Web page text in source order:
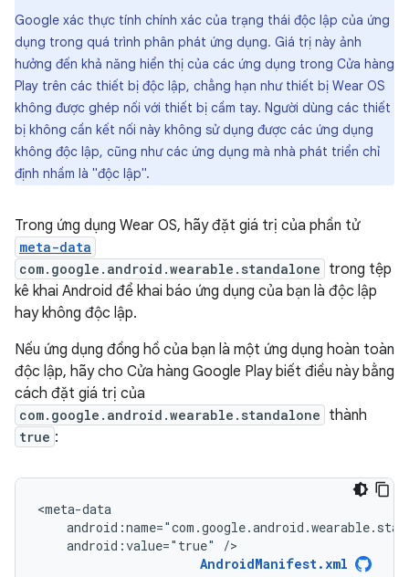
Google xác thực tính chính xác của trạng thái độc lập của ứng
dụng trong quá trình phân phát ứng dụng. Giá trị này ảnh
hưởng đến khả năng hiển thị của các ứng dụng trong Cửa hàng
Play trên các thiết bị độc lập, chẳng hạn như thiết bị Wear OS
không được ghép nối với thiết bị cầm tay. Người dùng các thiết
bị không cần kết nối này không sử dụng được các ứng dụng
không độc lập, cũng như các ứng dụng mà nhà phát triển chỉ
định nhầm là "độc lập".
Trong ứng dụng Wear OS, hãy đặt giá trị của phần tử
meta-data
com.google.android.wearable.standalone trong tệp
kê khai Android để khai báo ứng dụng của bạn là độc lập
hay không độc lập.
Nếu ứng dụng đồng hồ của bạn là một ứng dụng hoàn toàn
độc lập, hãy cho Cửa hàng Google Play biết điều này bằng
cách đặt giá trị của
com.google.android.wearable.standalone thành
true :
android:value="true"
/>
AndroidManifest.xml